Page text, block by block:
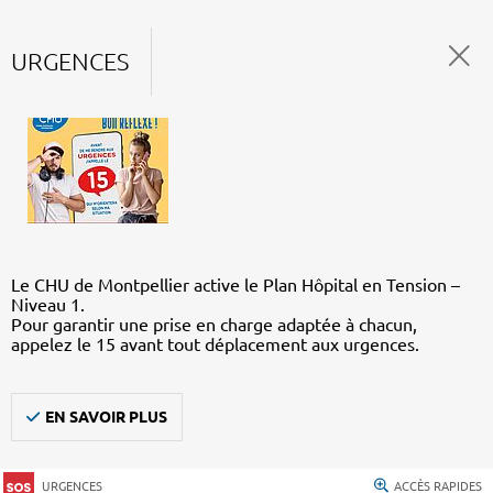
URGENCES
Le CHU de Montpellier active le Plan Hôpital en Tension –
Niveau 1.
Pour garantir une prise en charge adaptée à chacun,
appelez le 15 avant tout déplacement aux urgences.
EN SAVOIR PLUS
URGENCES ACCÈS RAPIDES